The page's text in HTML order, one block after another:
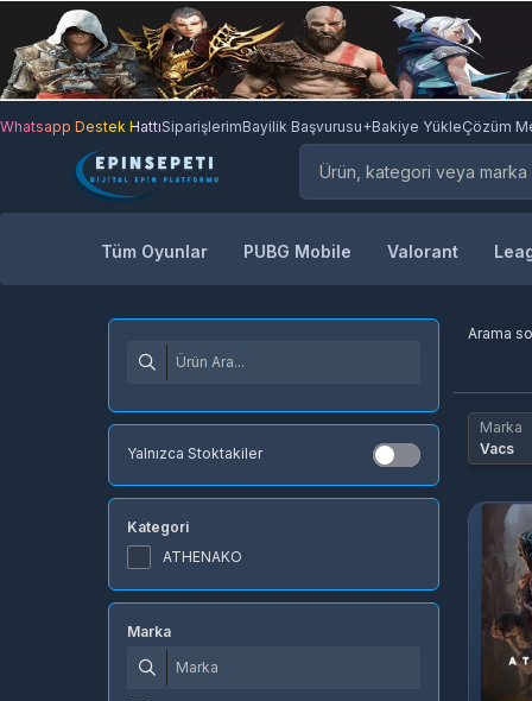
Whatsapp Destek HattıSiparişlerimBayilik Başvurusu+Bakiye YükleÇözüm
Tüm Oyunlar PUBG Mobile Valorant
Yalnızca Stoktakiler
Kategori
ATHENAKO
Marka
Arama
Marka
Vacs